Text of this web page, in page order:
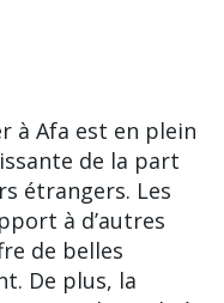
à Afa est en plein
de la part
étrangers. Les
à d’autres
de belles
De plus, la